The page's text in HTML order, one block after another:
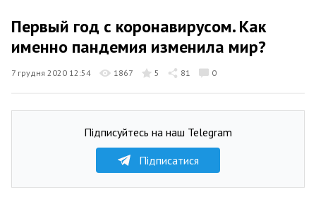
Первый год с коронавирусом. Как
именно пандемия изменила мир?
7 грудня 2020 12:54 1867 5 81 0
Підписуйтесь на наш Telegram
Підписатися